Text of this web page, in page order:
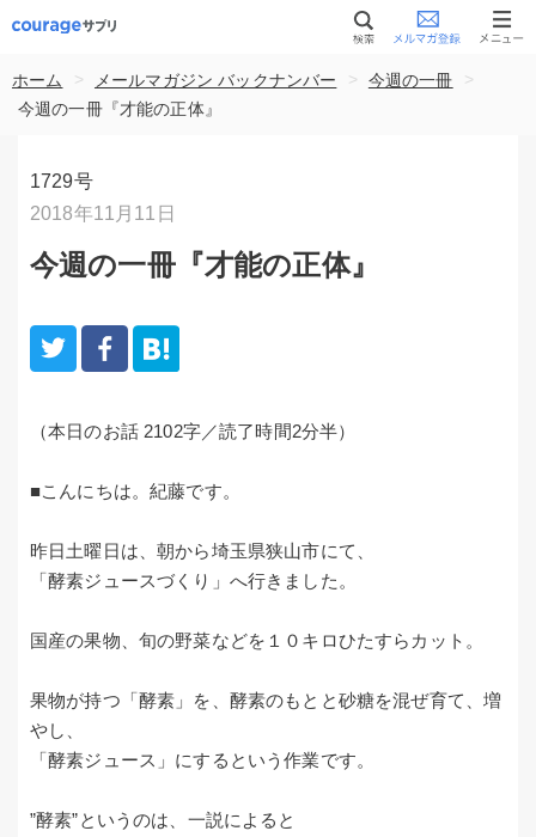
ホーム > メールマガジン バックナンバー > 今週の一冊
>
今週の一冊『才能の正体』
1729号
2018年11月11日
今週の一冊『才能の正体』
（本日のお話 2102字／読了時間2分半）
■こんにちは。紀藤です。
昨日土曜日は、朝から埼玉県狭山市にて、
「酵素ジュースづくり」へ行きました。
国産の果物、旬の野菜などを１０キロひたすらカット。
果物が持つ「酵素」を、酵素のもとと砂糖を混ぜ育て、増
やし、
「酵素ジュース」にするという作業です。
”酵素”というのは、一説によると